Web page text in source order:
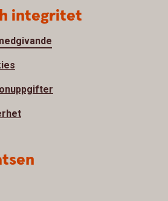
integritet